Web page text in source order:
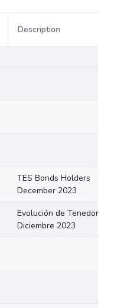
Description
TES Bonds Holders
December 2023
Evolución de Tenedores
Diciembre 2023